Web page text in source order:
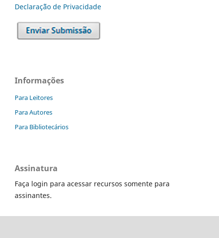
Declaraç˜ão de Privacidade
Informações
Para Leitores
Para Autores
Para Bibliotecários
Assinatura
Faça login para acessar recursos somente para
assinantes.